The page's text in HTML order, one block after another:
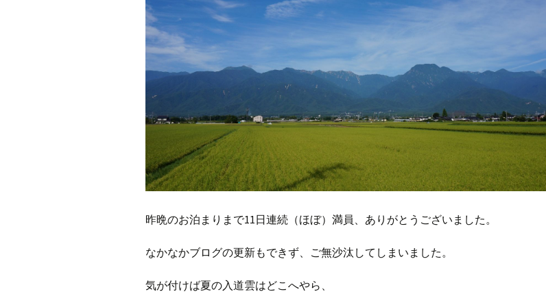
昨晩のお泊まりまで11日連続（ほぼ）満員、ありがとうございました。
なかなかブログの更新もできず、ご無沙汰してしまいました。
気が付けば夏の入道雲はどこへやら、